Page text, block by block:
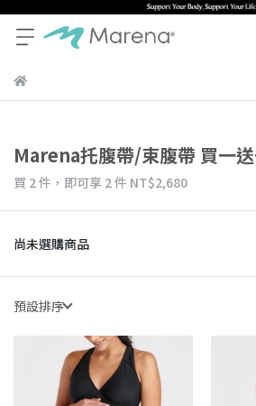
Marena托腹帶/束腹帶 買一
買 2 件， 即可享 2 件 NT$2,680
尚未選購商品
預設排序